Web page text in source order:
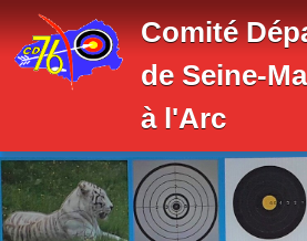
Comité
de Seine-
à l'Arc
Panneau de gestion des cookies